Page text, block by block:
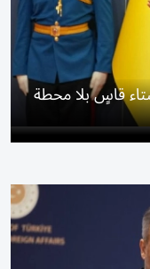
قاسٍ بلا محطة